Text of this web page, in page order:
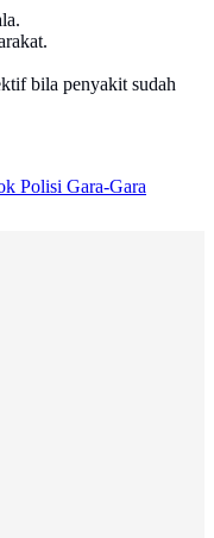
bila penyakit sudah
Polisi Gara-Gara